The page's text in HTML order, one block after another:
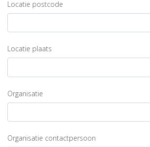
Locatie postcode
Locatie plaats
Organisatie
Organisatie contactpersoon